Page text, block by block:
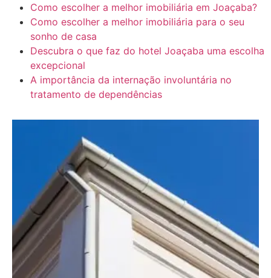
Como escolher a melhor imobiliária em Joaçaba?
Como escolher a melhor imobiliária para o seu
sonho de casa
Descubra o que faz do hotel Joaçaba uma escolha
excepcional
A importância da internação involuntária no
tratamento de dependências